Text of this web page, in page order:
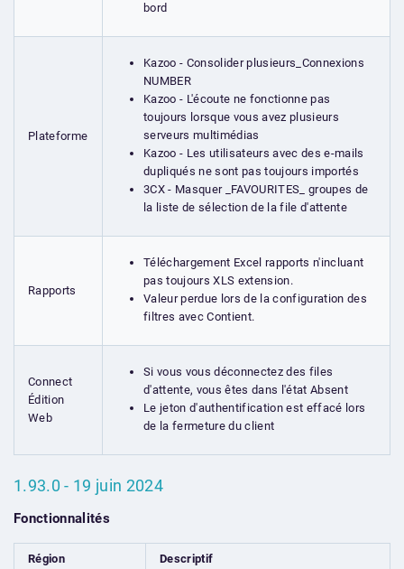
bord
Plateforme
Kazoo - Consolider plusieurs_Connexions
NUMBER
Kazoo - L'écoute ne fonctionne pas
toujours lorsque vous avez plusieurs
serveurs multimédias
Kazoo - Les utilisateurs avec des e-mails
dupliqués ne sont pas toujours importés
3CX - Masquer _FAVOURITES​_ groupes de
la liste de sélection de la file d'attente
Rapports
Téléchargement Excel rapports n'incluant
pas toujours XLS extension.
Valeur perdue lors de la configuration des
filtres avec Contient.
Connect
Édition
Web
Si vous vous déconnectez des files
d'attente, vous êtes dans l'état Absent
Le jeton d'authentification est effacé lors
de la fermeture du client
1.93.0 - 19 juin 2024
Fonctionnalités
Région Descriptif